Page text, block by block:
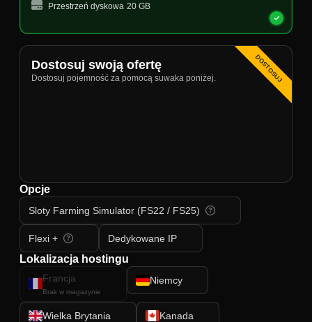
Przestrzeń dyskowa 20 GB
DOSTOSUJ
Dostosuj swoją ofertę
Dostosuj pojemność za pomocą suwaka poniżej.
Opcje
Sloty Farming Simulator (FS22 / FS25)
Flexi + Dedykowane IP
Lokalizacja hostingu
Francja
Brak w magazynie
Niemcy
Wielka Brytania Kanada